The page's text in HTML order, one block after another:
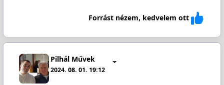
Forrást nézem, kedvelem ott
Pilhál Művek
2024. 08. 01. 19:12